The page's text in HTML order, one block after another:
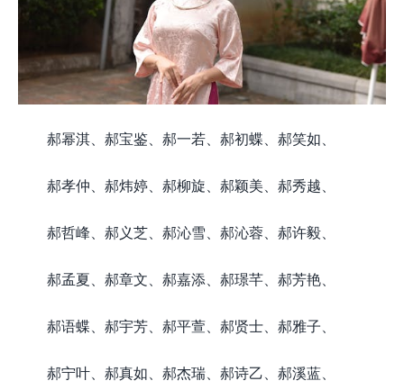
郝幂淇、郝宝鉴、郝一若、郝初蝶、郝笑如、
郝孝仲、郝炜婷、郝柳旋、郝颖美、郝秀越、
郝哲峰、郝义芝、郝沁雪、郝沁蓉、郝许毅、
郝孟夏、郝章文、郝嘉添、郝璟芊、郝芳艳、
郝语蝶、郝宇芳、郝平萱、郝贤士、郝雅子、
郝宁叶、郝真如、郝杰瑞、郝诗乙、郝溪蓝、